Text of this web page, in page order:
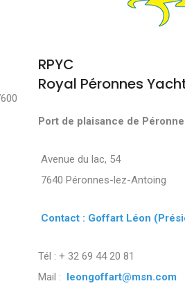
RPYC
Royal Péronnes
Port de plaisance de
Avenue du
7640 Péronnes-
Contact : Goffart Léon
Tél : + 32 69 44 20 81
Mail : leongoffart@msn.com